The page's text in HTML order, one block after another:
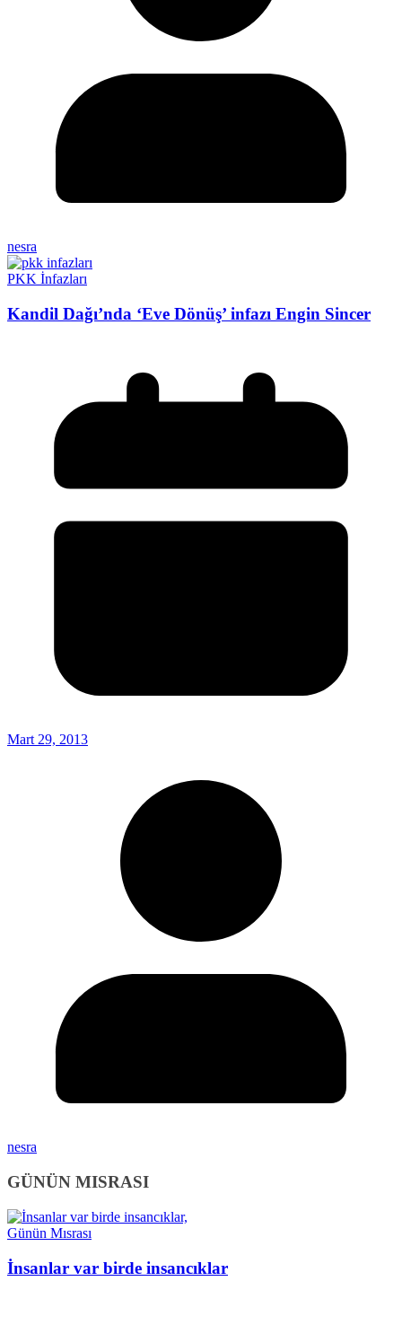
nesra
PKK İnfazları
Kandil Dağı’nda ‘Eve Dönüş’ infazı Engin Sincer
Mart 29, 2013
nesra
GÜNÜN MISRASI
Günün Mısrası
İnsanlar var birde insancıklar